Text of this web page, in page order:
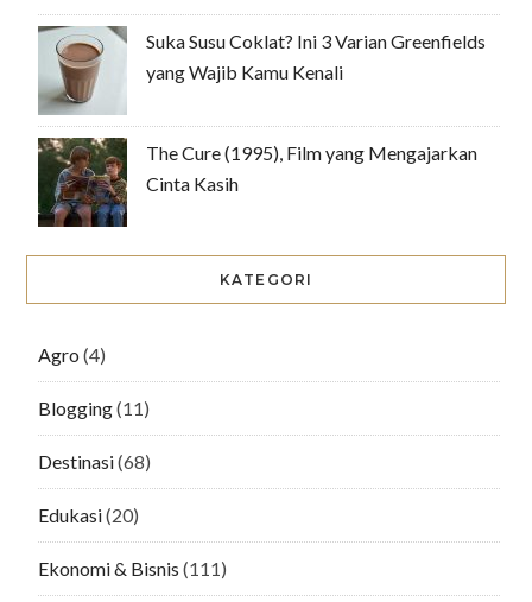
Suka Susu Coklat? Ini 3 Varian Greenfields
yang Wajib Kamu Kenali
The Cure (1995), Film yang Mengajarkan
Cinta Kasih
KATEGORI
Agro (4)
Blogging(11)
Destinasi(68)
Edukasi(20)
Ekonomi & Bisnis (111)